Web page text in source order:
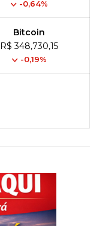
-0,64%
Bitcoin
R$ 348,730,15
-0,19%